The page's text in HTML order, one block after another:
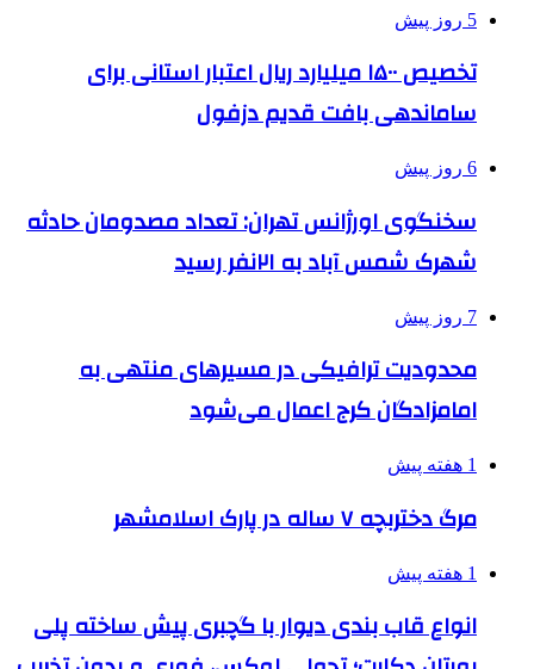
5 روز پیش
تخصیص ۱۵۰۰ میلیارد ریال اعتبار استانی برای
ساماندهی بافت قدیم دزفول
6 روز پیش
سخنگوی اورژانس تهران: تعداد مصدومان حادثه
شهرک شمس آباد به ۲۱نفر رسید
7 روز پیش
محدودیت ترافیکی در مسیرهای منتهی به
امامزادگان کرج اعمال می‌شود
1 هفته پیش
مرگ دختربچه ۷ ساله در پارک اسلامشهر
1 هفته پیش
انواع قاب بندی دیوار با گچبری پیش ساخته پلی